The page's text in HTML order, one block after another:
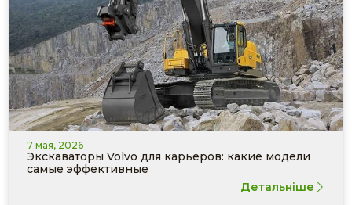
7 мая, 2026
Экскаваторы Volvo для карьеров: какие модели
самые эффективные
Детальніше